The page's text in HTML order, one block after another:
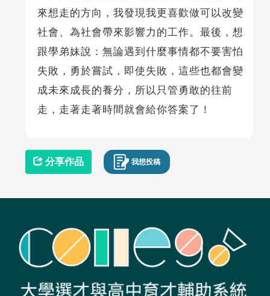
來想走的方向，我發現我更喜歡做可以改變
社會、為社會帶來影響力的工作。最後，想
跟學弟妹說：無論遇到什麼事情都不要害怕
失敗，勇於嘗試，即使失敗，這些也都會變
成未來成長的養分，所以只管勇敢的往前
走，走著走著時間就會給你答案了！
分享作品 我想投稿